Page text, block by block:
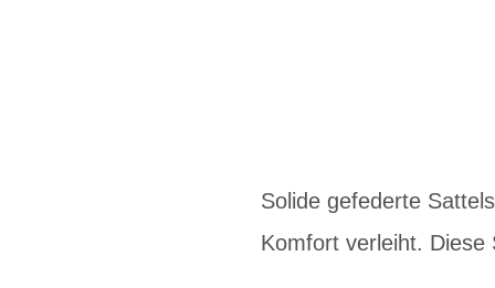
Solide gefederte
Komfort verleiht. Diese